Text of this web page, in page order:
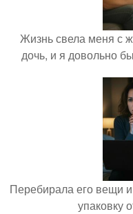
Жизнь свела меня с
дочь, и я довольно
Перебирала его вещи
упаковку